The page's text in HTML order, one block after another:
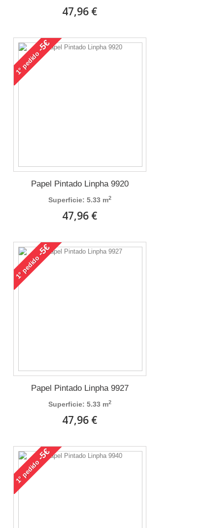
47,96 €
1°
pedido
-5€
Papel Pintado Linpha 9920
Superficie: 5.33 m2
47,96 €
1°
pedido
-5€
Papel Pintado Linpha 9927
Superficie: 5.33 m2
47,96 €
1°
pedido
-5€